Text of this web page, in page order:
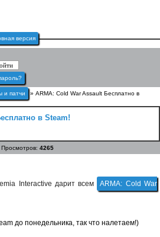
версия
и патчи
» ARMA: Cold War Assault Бесплатно в
в Steam!
4265
Interactive дарит всем
ARMA: Cold War
до понедельника, так что налетаем!)